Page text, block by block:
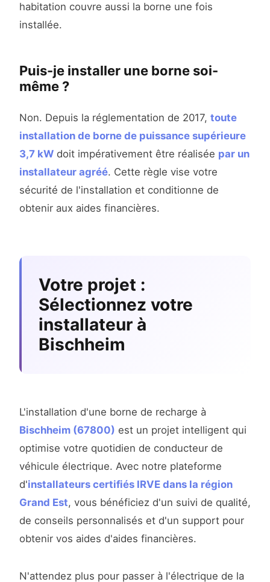
habitation couvre aussi la borne une fois
installée.
Puis-je installer une borne soi-
même ?
Non. Depuis la réglementation de 2017, toute
installation de borne de puissance supérieure
3,7 kW doit impérativement être réalisée par un
installateur agréé. Cette règle vise votre
sécurité de l'installation et conditionne de
obtenir aux aides financières.
Votre projet :
Sélectionnez votre
installateur à
Bischheim
L'installation d'une borne de recharge à
Bischheim (67800) est un projet intelligent qui
optimise votre quotidien de conducteur de
véhicule électrique. Avec notre plateforme
d'installateurs certifiés IRVE dans la région
Grand Est, vous bénéficiez d'un suivi de qualité,
de conseils personnalisés et d'un support pour
obtenir vos aides d'aides financières.
N'attendez plus pour passer à l'électrique de la